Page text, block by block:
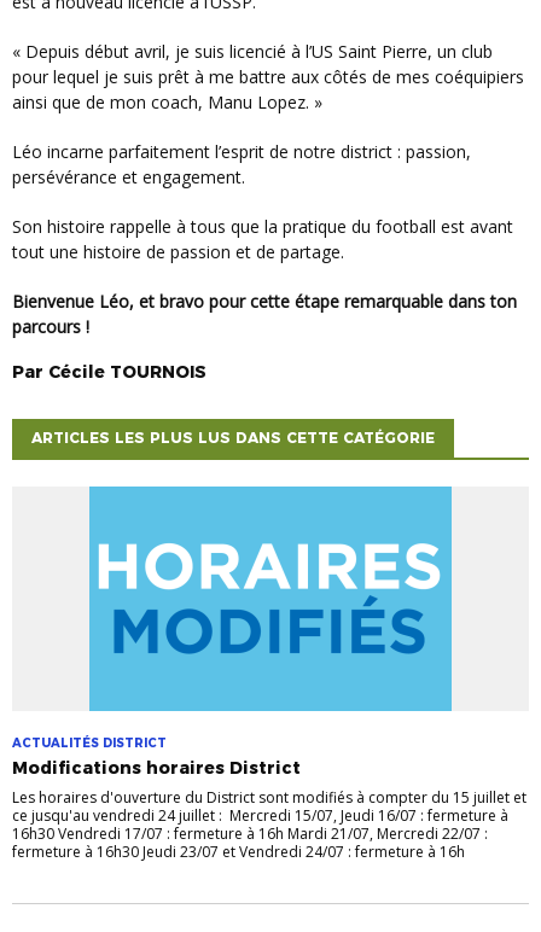
« Depuis début avril, je suis licencié à l’US Saint Pierre, un club
pour lequel je suis prêt à me battre aux côtés de mes coéquipiers
ainsi que de mon coach, Manu Lopez. »
Léo incarne parfaitement l’esprit de notre district : passion,
persévérance et engagement.
Son histoire rappelle à tous que la pratique du football est avant
tout une histoire de passion et de partage.
Bienvenue Léo, et bravo pour cette étape remarquable dans ton
parcours !
Par Cécile TOURNOIS
ARTICLES LES PLUS LUS DANS CETTE CATÉGORIE
ACTUALITÉS DISTRICT
Modifications horaires District
Les horaires d'ouverture du District sont modifiés à compter du 15 juillet et
ce jusqu'au vendredi 24 juillet : Mercredi 15/07, Jeudi 16/07 : fermeture à
16h30 Vendredi 17/07 : fermeture à 16h Mardi 21/07, Mercredi 22/07 :
fermeture à 16h30 Jeudi 23/07 et Vendredi 24/07 : fermeture à 16h